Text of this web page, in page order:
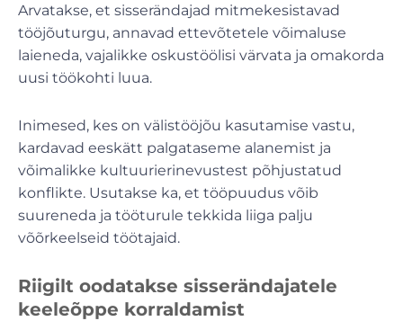
Arvatakse, et sisserändajad mitmekesistavad
tööjõuturgu, annavad ettevõtetele võimaluse
laieneda, vajalikke oskustöölisi värvata ja omakorda
uusi töökohti luua.
Inimesed, kes on välistööjõu kasutamise vastu,
kardavad eeskätt palgataseme alanemist ja
võimalikke kultuurierinevustest põhjustatud
konflikte. Usutakse ka, et tööpuudus võib
suureneda ja tööturule tekkida liiga palju
võõrkeelseid töötajaid.
Riigilt oodatakse sisserändajatele
keeleõppe korraldamist